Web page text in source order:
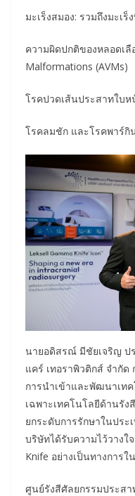
มะเร็งสมอง: รวมถึงมะเ
ความผิดปกติของหลอดเลื
Malformations (AVMs)
โรคปวดเส้นประสาทใบห
โรคลมชัก และโรคพาร์กิ
นายอดิสรณ์ มีชัยเจริญ ป
แคร์ เทอราพิวติกส์ จำกั
การนำเข้าและพัฒนาเท
เฉพาะเทคโนโลยีด้านรั
ยกระดับการรักษาในปร
บริษัทได้รับความไว้วางใ
Knife อย่างเป็นทางการใ
ศูนย์รังสีศัลยกรรมประส